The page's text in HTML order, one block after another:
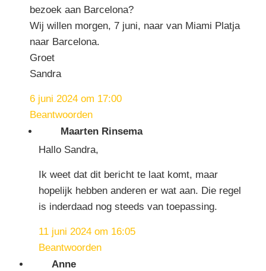
bezoek aan Barcelona?
Wij willen morgen, 7 juni, naar van Miami Platja
naar Barcelona.
Groet
Sandra
6 juni 2024 om 17:00
Beantwoorden
Maarten Rinsema
Hallo Sandra,
Ik weet dat dit bericht te laat komt, maar
hopelijk hebben anderen er wat aan. Die regel
is inderdaad nog steeds van toepassing.
11 juni 2024 om 16:05
Beantwoorden
Anne